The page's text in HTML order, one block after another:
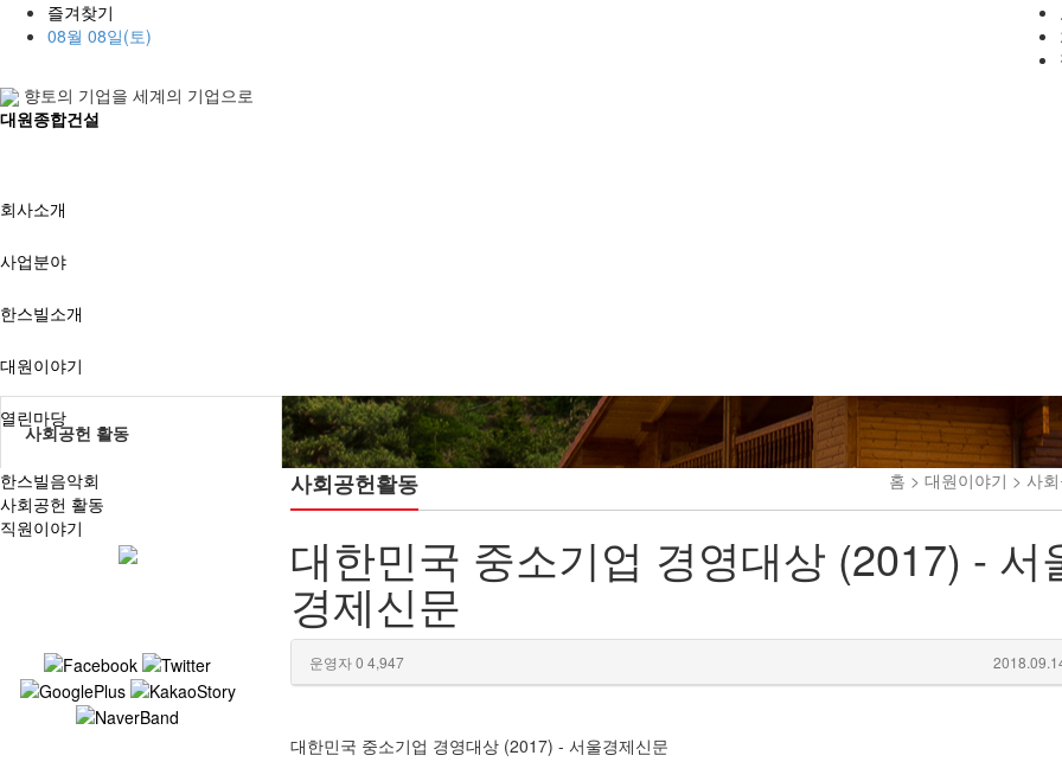
즐겨찾기
08월 08일(토)
향토의 기업을 세계의 기업으로
대원종합건설
회사소개
사업분야
한스빌소개
대원이야기
열린마당
사회공헌 활동
홈 > 대원이야기 > 사
사회공헌활동
대한민국 중소기업 경영대상 (2017) - 서
경제신문
운영자0 4,947
대한민국 중소기업 경영대상 (2017) - 서울경제신문
한스빌음악회
사회공헌 활동
직원이야기